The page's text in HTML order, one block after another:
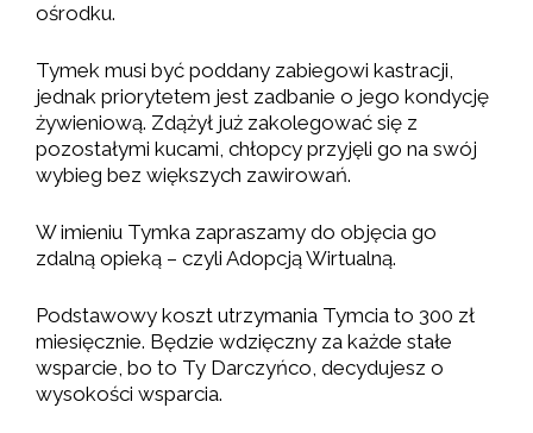
ośrodku.
Tymek musi być poddany zabiegowi kastracji,
jednak priorytetem jest zadbanie o jego kondycję
żywieniową. Zdążył już zakolegować się z
pozostałymi kucami, chłopcy przyjęli go na swój
wybieg bez większych zawirowań.
W imieniu Tymka zapraszamy do objęcia go
zdalną opieką – czyli Adopcją Wirtualną.
Podstawowy koszt utrzymania Tymcia to 300 zł
miesięcznie. Będzie wdzięczny za każde stałe
wsparcie, bo to Ty Darczyńco, decydujesz o
wysokości wsparcia.